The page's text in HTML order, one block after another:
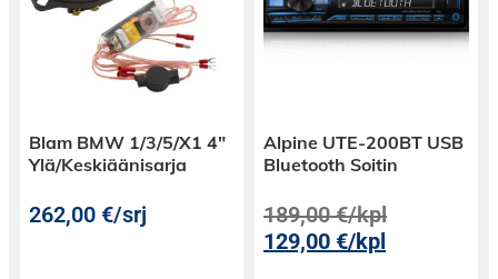
Blam BMW 1/3/5/X1 4″
Ylä/Keskiäänisarja
262,00€/srj
Alpine UTE-200BT USB
Bluetooth Soitin
189,00€/kpl
129,00€/kpl